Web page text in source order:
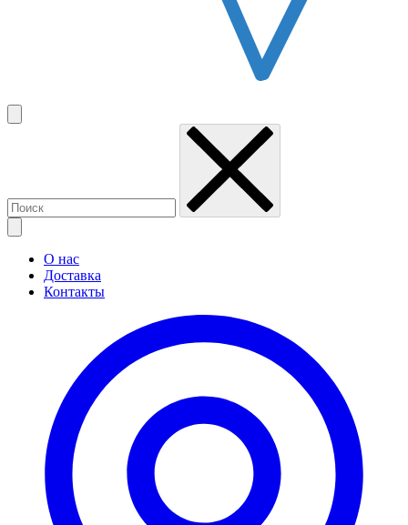
О нас
Доставка
Контакты